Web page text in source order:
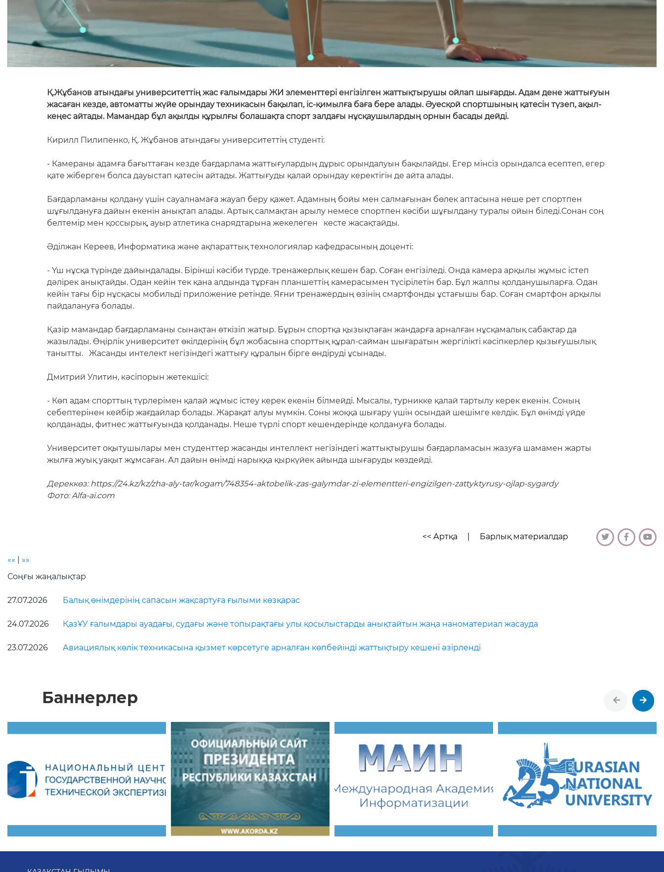
Қ.Жұбанов атындағы университеттің жас ғалымдары ЖИ элементтері енгізілген жаттықтырушы ойлап шығарды. Адам дене жаттығуын
жасаған кезде, автоматты жүйе орындау техникасын бақылап, іс-қимылға баға бере алады. Әуесқой спортшының қатесін түзеп, ақыл-
кеңес айтады. Мамандар бұл ақылды құрылғы болашақта спорт залдағы нұсқаушылардың орнын басады дейді.
Кирилл Пилипенко, Қ. Жұбанов атындағы университеттің студенті:
- Камераны адамға бағыттаған кезде бағдарлама жаттығулардың дұрыс орындалуын бақылайды. Егер мінсіз орындалса есептеп, егер
қате жіберген болса дауыстап қатесін айтады. Жаттығуды қалай орындау керектігін де айта алады.
Бағдарламаны қолдану үшін сауалнамаға жауап беру қажет. Адамның бойы мен салмағынан бөлек аптасына неше рет спортпен
шұғылдануға дайын екенін анықтап алады. Артық салмақтан арылу немесе спортпен кәсіби шұғылдану туралы ойын біледі.Сонан соң
белтемір мен қоссырық, ауыр атлетика снарядтарына жекелеген кесте жасақтайды.
Әділжан Кереев, Информатика және ақпараттық технологиялар кафедрасының доценті:
- Үш нұсқа түрінде дайындалады. Бірінші кәсіби түрде. тренажерлық кешен бар. Соған енгізіледі. Онда камера арқылы жұмыс істеп
дәлірек анықтайды. Одан кейін тек қана алдында тұрған планшеттің камерасымен түсірілетін бар. Бұл жалпы қолданушыларға. Одан
кейін тағы бір нұсқасы мобильді приложение ретінде. Яғни тренажердың өзінің смартфонды ұстағышы бар. Соған смартфон арқылы
пайдалануға болады.
Қазір мамандар бағдарламаны сынақтан өткізіп жатыр. Бұрын спортқа қызықпаған жандарға арналған нұсқамалық сабақтар да
жазылады. Өңірлік университет өкілдерінің бұл жобасына спорттық құрал-сайман шығаратын жергілікті кәсіпкерлер қызығушылық
танытты. Жасанды интелект негізіндегі жаттығу құралын бірге өндіруді ұсынады.
Дмитрий Улитин, кәсіпорын жетекшісі:
- Көп адам спорттың түрлерімен қалай жұмыс істеу керек екенін білмейді. Мысалы, турникке қалай тартылу керек екенін. Соның
себептерінен кейбір жағдайлар болады. Жарақат алуы мүмкін. Соны жоққа шығару үшін осындай шешімге келдік. Бұл өнімді үйде
қолданады, фитнес жаттығуында қолданады. Неше түрлі спорт кешендерінде қолдануға болады.
Университет оқытушылары мен студенттер жасанды интеллект негізіндегі жаттықтырушы бағдарламасын жазуға шамамен жарты
жылға жуық уақыт жұмсаған. Ал дайын өнімді нарыққа қыркүйек айында шығаруды көздейді.
Дереккөз: https://24.kz/kz/zha-aly-tar/kogam/748354-aktobelik-zas-galymdar-zi-elementteri-engizilgen-zattyktyrusy-ojlap-sygardy
Фото: Alfa-ai.com
<< Артқа Барлық материалдар
««
»»
Соңғы жаңалықтар
27.07.2026 Балық өнімдерінің сапасын жақсартуға ғылыми көзқарас
24.07.2026 ҚазҰУ ғалымдары ауадағы, судағы және топырақтағы улы қосылыстарды анықтайтын жаңа наноматериал жасауда
23.07.2026 Авиациялық көлік техникасына қызмет көрсетуге арналған көпбейінді жаттықтыру кешені әзірленді
Баннерлер